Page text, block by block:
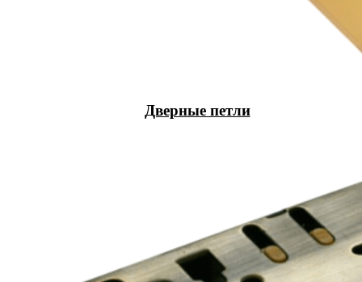
Дверные петли